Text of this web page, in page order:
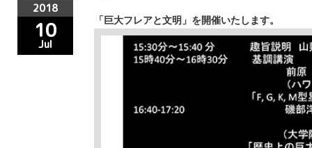
「巨大フレアと文明」を開催いたします。
2018
10
Jul